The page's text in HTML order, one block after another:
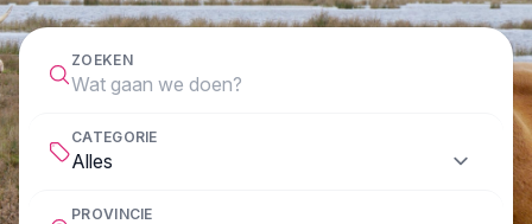
ZOEKEN
CATEGORIE
PROVINCIE